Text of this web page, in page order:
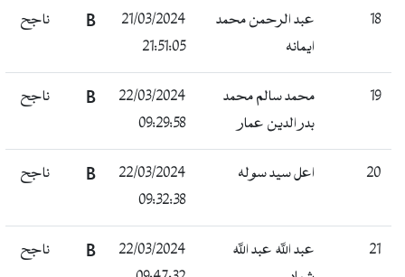
18
عبد الرحمن محمد
ايمانه
21/03/2024
21:51:05
B ناجح
19
محمد سالم محمد
بدر الدين عمار
22/03/2024
09:29:58
B ناجح
20 اعل سيد سوله
22/03/2024
09:32:38
B ناجح
21
عبد الله عبد الله
22/03/2024
B ناجح